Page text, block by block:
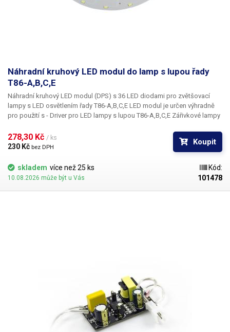
Náhradní kruhový LED modul do lamp s lupou řady
T86-A,B,C,E
Náhradní kruhový LED modul (DPS) s 36 LED diodami pro zvětšovací
lampy s LED osvětlením řady T86-A,B,C,E LED modul je určen výhradně
pro použití s - Driver pro LED lampy s lupou T86-A,B,C,E Zářivkové lampy
výměnou starého předřadníku pro fluorescenční trubici za LED driver pro
LED osvětlení a výměnou zářivky za tento kruhový LED modul.
278,30 Kč / ks
230 Kč bez DPH
Koupit
skladem více než 25 ks
10.08.2026 může být u Vás
Kód:
101478